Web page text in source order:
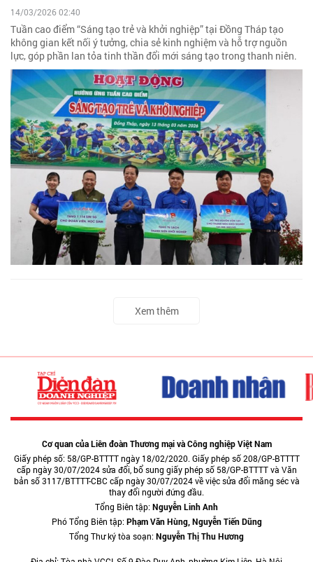
14/03/2026 02:40
Tuần cao điểm “Sáng tạo trẻ và khởi nghiệp” tại Đồng Tháp tạo
không gian kết nối ý tưởng, chia sẻ kinh nghiệm và hỗ trợ nguồn
lực, góp phần lan tỏa tinh thần đổi mới sáng tạo trong thanh niên.
Xem thêm
Cơ quan của Liên đoàn Thương mại và Công nghiệp Việt Nam
Giấy phép số: 58/GP-BTTTT ngày 18/02/2020. Giấy phép số 208/GP-BTTTT
cấp ngày 30/07/2024 sửa đổi, bổ sung giấy phép số 58/GP-BTTTT và Văn
bản số 3117/BTTTT-CBC cấp ngày 30/07/2024 về việc sửa đổi măng séc và
thay đổi người đứng đầu.
Tổng Biên tập:Nguyễn Linh Anh
Phó Tổng Biên tập:Phạm Văn Hùng, Nguyễn Tiến Dũng
Tổng Thư ký tòa soạn:Nguyễn Thị Thu Hương